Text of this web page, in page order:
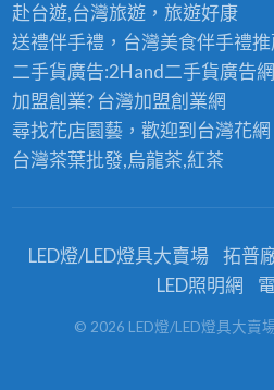
赴台遊,台灣旅遊，旅遊好康
送禮伴手禮，台灣美食伴手禮
二手貨廣告:2Hand二手貨廣告網
加盟創業? 台灣加盟創業網
尋找花店園藝，歡迎到 台灣花網
台灣茶葉批發,烏龍茶,紅茶
LED燈/LED燈具大賣場 拓普
LED照明網
© 2026 LED燈/LED燈具大賣